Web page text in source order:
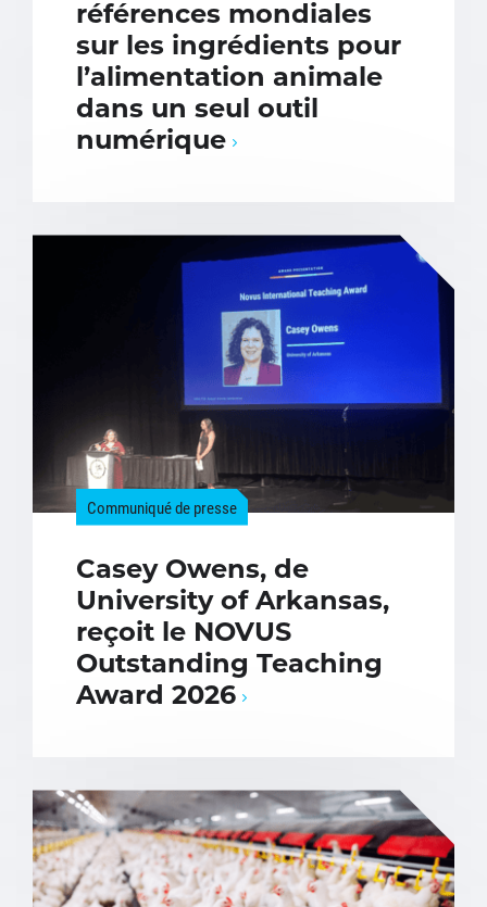
références mondiales
sur les ingrédients pour
l’alimentation animale
dans un seul outil
numérique
Communiqué de presse
Casey Owens, de
University of Arkansas,
reçoit le NOVUS
Outstanding Teaching
Award 2026